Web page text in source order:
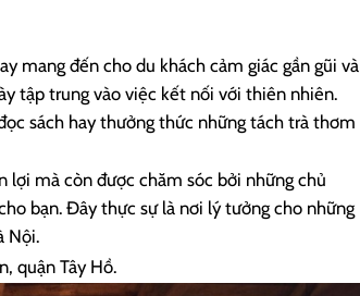
mang đến cho du khách cảm giác gần gũi và
tập trung vào việc kết nối với thiên nhiên.
sách hay thưởng thức những tách trà thơm
lợi mà còn được chăm sóc bởi những chủ
bạn. Đây thực sự là nơi lý tưởng cho những
Nội.
quận Tây Hồ.